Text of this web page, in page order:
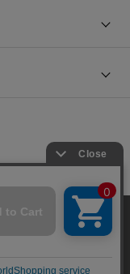
ーはサイト内
らマーケティ